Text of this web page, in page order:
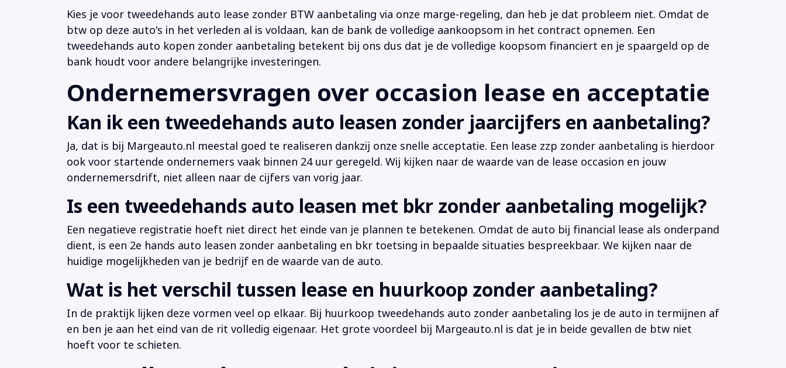
Kies je voor tweedehands auto lease zonder BTW aanbetaling via onze marge-regeling, dan heb je dat probleem niet. Omdat de
btw op deze auto's in het verleden al is voldaan, kan de bank de volledige aankoopsom in het contract opnemen. Een
tweedehands auto kopen zonder aanbetaling betekent bij ons dus dat je de volledige koopsom financiert en je spaargeld op de
bank houdt voor andere belangrijke investeringen.
Ondernemersvragen over occasion lease en acceptatie
Kan ik een tweedehands auto leasen zonder jaarcijfers en aanbetaling?
Ja, dat is bij Margeauto.nl meestal goed te realiseren dankzij onze snelle acceptatie. Een lease zzp zonder aanbetaling is hierdoor
ook voor startende ondernemers vaak binnen 24 uur geregeld. Wij kijken naar de waarde van de lease occasion en jouw
ondernemersdrift, niet alleen naar de cijfers van vorig jaar.
Is een tweedehands auto leasen met bkr zonder aanbetaling mogelijk?
Een negatieve registratie hoeft niet direct het einde van je plannen te betekenen. Omdat de auto bij financial lease als onderpand
dient, is een 2e hands auto leasen zonder aanbetaling en bkr toetsing in bepaalde situaties bespreekbaar. We kijken naar de
huidige mogelijkheden van je bedrijf en de waarde van de auto.
Wat is het verschil tussen lease en huurkoop zonder aanbetaling?
In de praktijk lijken deze vormen veel op elkaar. Bij huurkoop tweedehands auto zonder aanbetaling los je de auto in termijnen af
en ben je aan het eind van de rit volledig eigenaar. Het grote voordeel bij Margeauto.nl is dat je in beide gevallen de btw niet
hoeft voor te schieten.